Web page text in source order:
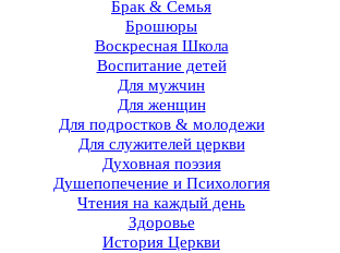
Брак & Семья
Брошюры
Воскресная Школа
Воспитание детей
Для мужчин
Для женщин
Для подростков & молодежи
Для служителей церкви
Духовная поэзия
Душепопечение и Психология
Чтения на каждый день
Здоровье
История Церкви